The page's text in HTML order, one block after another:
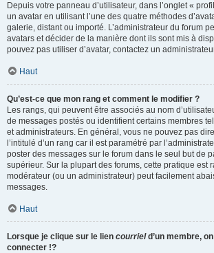
Depuis votre panneau d’utilisateur, dans l’onglet «
un avatar en utilisant l’une des quatre méthodes
galerie, distant ou importé. L’administrateur du forum
avatars et décider de la manière dont ils sont mis à
pouvez pas utiliser d’avatar, contactez un
Haut
Qu’est-ce que mon rang et comment le modifier ?
Les rangs, qui peuvent être associés au nom
de messages postés ou identifient certains membres
et administrateurs. En général, vous ne pouvez pas
l’intitulé d’un rang car il est paramétré par
poster des messages sur le forum dans le seul but de
supérieur. Sur la plupart des forums, cette pratique est
modérateur (ou un administrateur) peut facilement
messages.
Haut
Lorsque je clique sur le lien courrield’un membre,
connecter !?